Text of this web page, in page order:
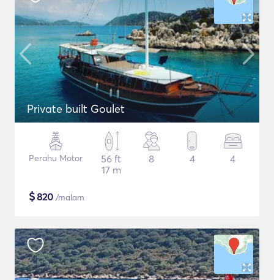
Private built Goulet
Perahu Motor
56 ft
17 m
8 4 4
$820 /malam